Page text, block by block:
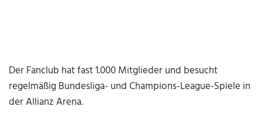
Der Fanclub hat fast 1.000 Mitglieder und besucht
regelmäßig Bundesliga- und Champions-League-Spiele in
der Allianz Arena.